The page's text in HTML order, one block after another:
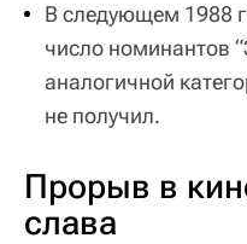
В следующем 1988
число номинантов
аналогичной
не получил.
Прорыв в
слава